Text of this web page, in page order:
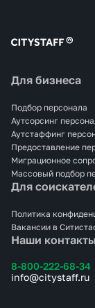
Наши контакты
8-800-222-68-34
info@citystaff.ru
Для бизнеса
Подбор персонала
Аутсорсинг
Аутстаффинг
Предоставление
Миграционное
Массовый подбор
Для
Политика
Вакансии в